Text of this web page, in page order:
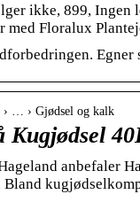
ikke, 899,
med Floralux
Egner
› … › Gjødsel og kalk
Kugjødsel
anbefaler
Bland